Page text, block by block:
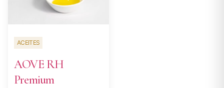
ACEITES
AOVE RH
Premium